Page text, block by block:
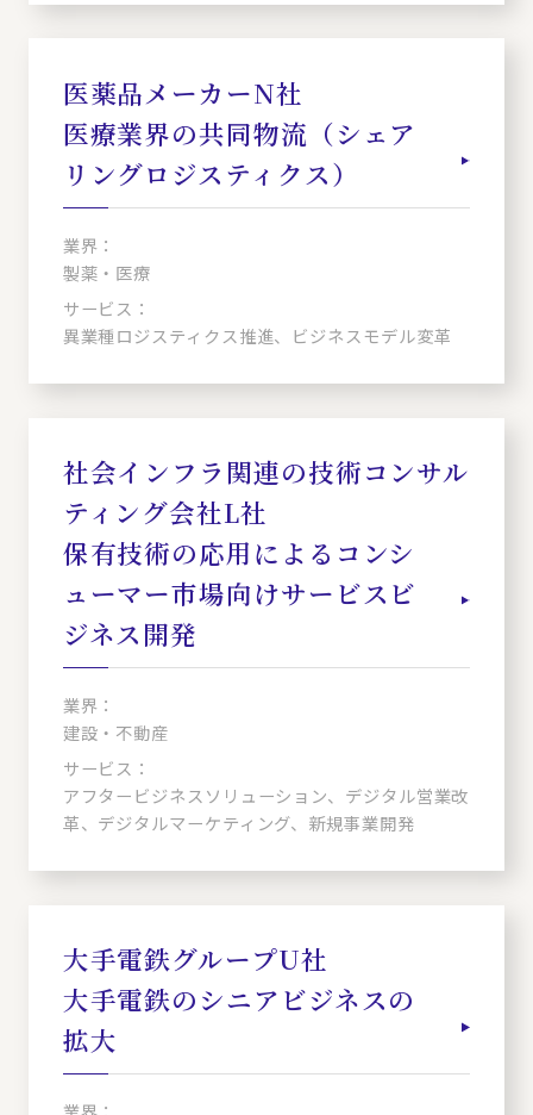
医薬品メーカーN社
医療業界の共同物流（シェア
リングロジスティクス）
業界：
製薬・医療
サービス：
異業種ロジスティクス推進、ビジネスモデル変革
社会インフラ関連の技術コンサル
ティング会社L社
保有技術の応用によるコンシ
ューマー市場向けサービスビ
ジネス開発
業界：
建設・不動産
サービス：
アフタービジネスソリューション、デジタル営業改
革、デジタルマーケティング、新規事業開発
大手電鉄グループU社
大手電鉄のシニアビジネスの
拡大